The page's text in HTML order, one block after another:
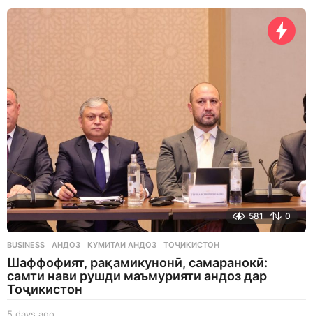
a
581 0
BUSINESS АНДОЗ ,КУМИТАИ АНДОЗ ,ТОҶИКИСТОН
Шаффофият, рақамикунонӣ, самаранокӣ:
самти нави рушди маъмурияти андоз дар
Тоҷикистон